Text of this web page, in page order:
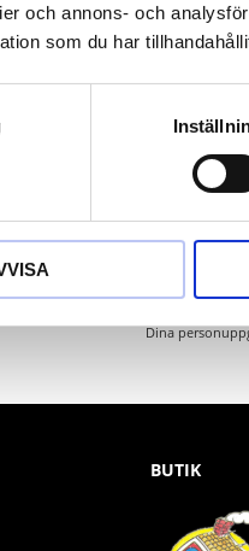
och annons- och
som du har
Dina
BUTIK